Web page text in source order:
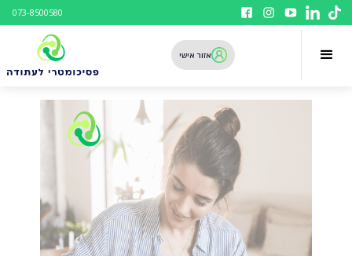
073-8500580
אזור אישי